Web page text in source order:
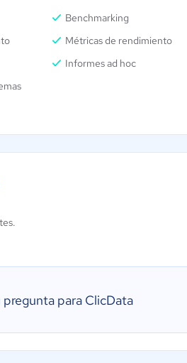
Benchmarking
Métricas de rendimiento
Informes ad hoc
pregunta para ClicData